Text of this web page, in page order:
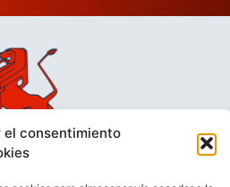
el consentimiento